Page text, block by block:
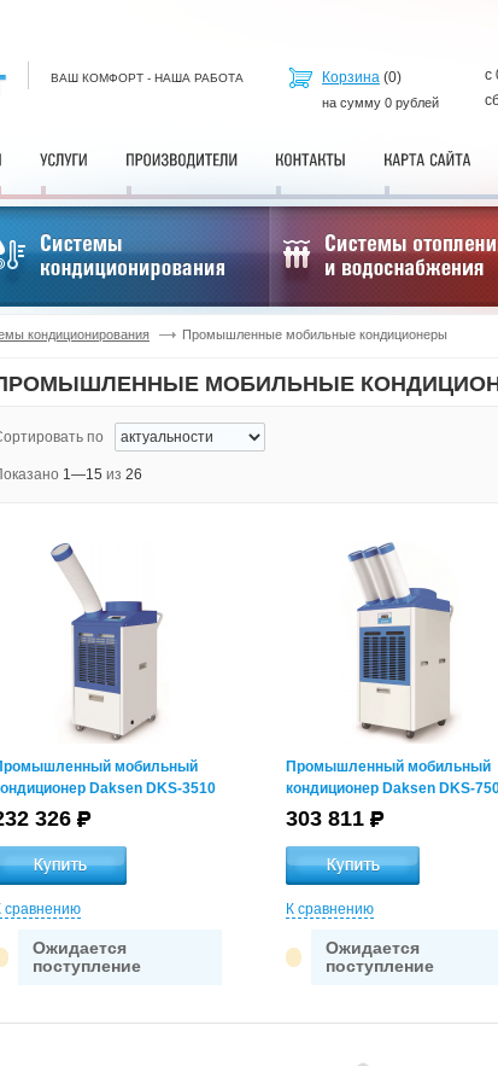
ВАШ КОМФОРТ - НАША РАБОТА Корзина (0)
на сумму 0 рублей
с
кондиционирования Промышленные мобильные кондиционеры
МОБИЛЬНЫЕ
по
1—15 из 26
мобильный
Daksen DKS-3510
326
сравнению
Ожидается
поступление
Промышленный мобильный
кондиционер Daksen DKS-
303 811
К сравнению
Ожидается
поступление